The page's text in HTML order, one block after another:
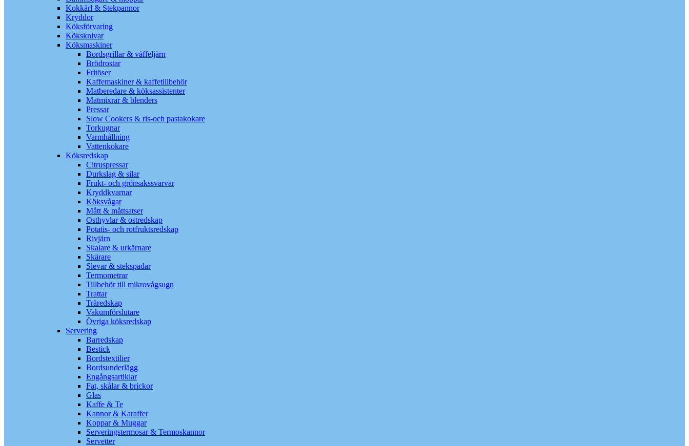
Kokkärl & Stekpannor
Kryddor
Köksförvaring
Köksknivar
Köksmaskiner
Bordsgrillar & våffeljärn
Brödrostar
Fritöser
Kaffemaskiner & kaffetillbehör
Matberedare & köksassistenter
Matmixrar & blenders
Pressar
Slow Cookers & ris-och pastakokare
Torkugnar
Varmhållning
Vattenkokare
Köksredskap
Citruspressar
Durkslag & silar
Frukt- och grönsakssvarvar
Kryddkvarnar
Köksvågar
Mått & måttsatser
Osthyvlar & ostredskap
Potatis- och rotfruktsredskap
Rivjärn
Skalare & urkärnare
Skärare
Slevar & stekspadar
Termometrar
Tillbehör till mikrovågsugn
Trattar
Träredskap
Vakumförslutare
Övriga köksredskap
Servering
Barredskap
Bestick
Bordstextilier
Bordsunderlägg
Engångsartiklar
Fat, skålar & brickor
Glas
Kaffe & Te
Kannor & Karaffer
Koppar & Muggar
Serveringstermosar & Termoskannor
Servetter